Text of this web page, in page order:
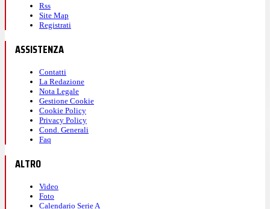
Rss
Site Map
Registrati
ASSISTENZA
Contatti
La Redazione
Nota Legale
Gestione Cookie
Cookie Policy
Privacy Policy
Cond. Generali
Faq
ALTRO
Video
Foto
Calendario Serie A